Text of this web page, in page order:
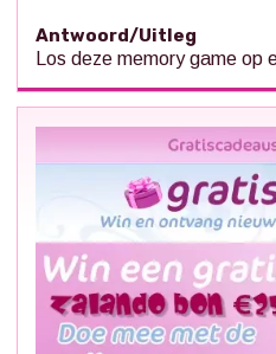
Antwoord/Uitleg
Los deze memory game op